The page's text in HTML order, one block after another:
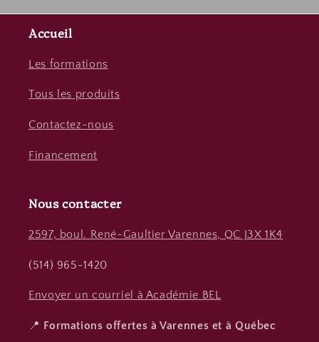
Accueil
Les formations
Tous les produits
Contactez-nous
Financement
Nous contacter
2597, boul. René-Gaultier Varennes, QC J3X 1K4
(514) 965-1420
Envoyer un courriel à Académie BEL
📍 Formations offertes à Varennes et à Québec